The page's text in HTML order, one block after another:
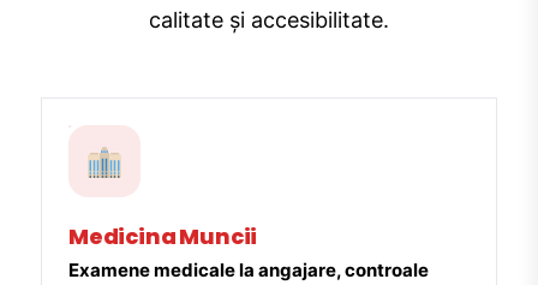
calitate și accesibilitate.
Medicina Muncii
Examene medicale la angajare, controale